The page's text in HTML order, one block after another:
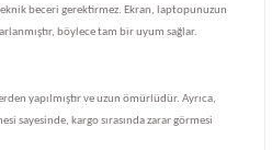
beceri gerektirmez. Ekran, laptopunuzun
böylece tam bir uyum sağlar.
yapılmıştır ve uzun ömürlüdür. Ayrıca,
sayesinde, kargo sırasında zarar görmesi